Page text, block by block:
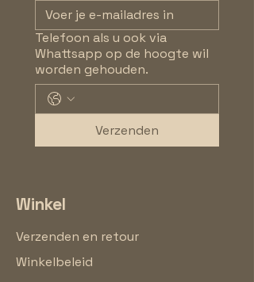
Telefoon als u ook via
Whattsapp op de hoogte wil
worden gehouden.
Verzenden
Winkel
Verzenden en retour
Winkelbeleid